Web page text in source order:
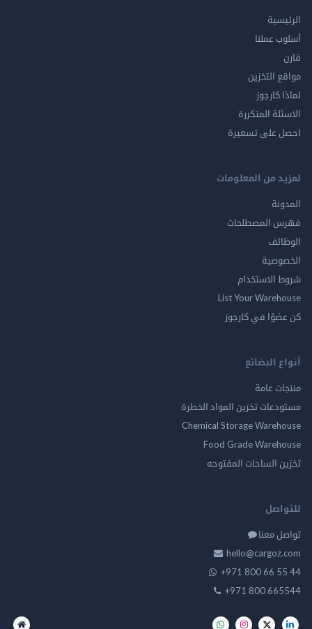
الرئيسية
أسلوب عملنا
قارن
مواقع التخزين
لماذا كارجوز
الاسئلة المتكررة
احصل على تسعيرة
لمزيد من المعلومات
المدونة
فهرس المصطلحات
الوظائف
الخصوصية
شروط الاستخدام
List Your Warehouse
كن عضوًا في كارجوز
أنواع البضائع
منتجات عامة
مستودعات تخزين المواد الخطرة
Chemical Storage Warehouse
Food Grade Warehouse
تخزين الساحات المفتوحه
للتواصل
تواصل معنا
hello@cargoz.com
+971 800 66 55 44
+971 800 665544